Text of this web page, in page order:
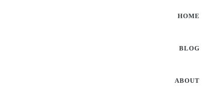
HOME
BLOG
ABOUT